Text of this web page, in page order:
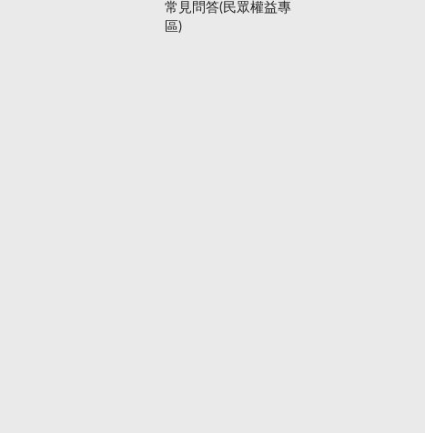
常見問答(民眾權益專
區)